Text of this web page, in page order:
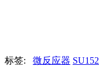
标签: 微反应器 SU152